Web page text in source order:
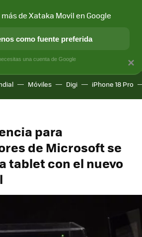
Y SOCIEDAD APLICACIONES
Móviles Digi iPhone 18 Pro
para
de Microsoft se
tablet con el nuevo
×
de Xataka Movil en Google
como fuente preferida
una cuenta de Google